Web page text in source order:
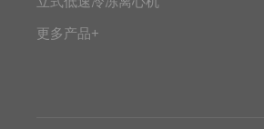
更多产品+